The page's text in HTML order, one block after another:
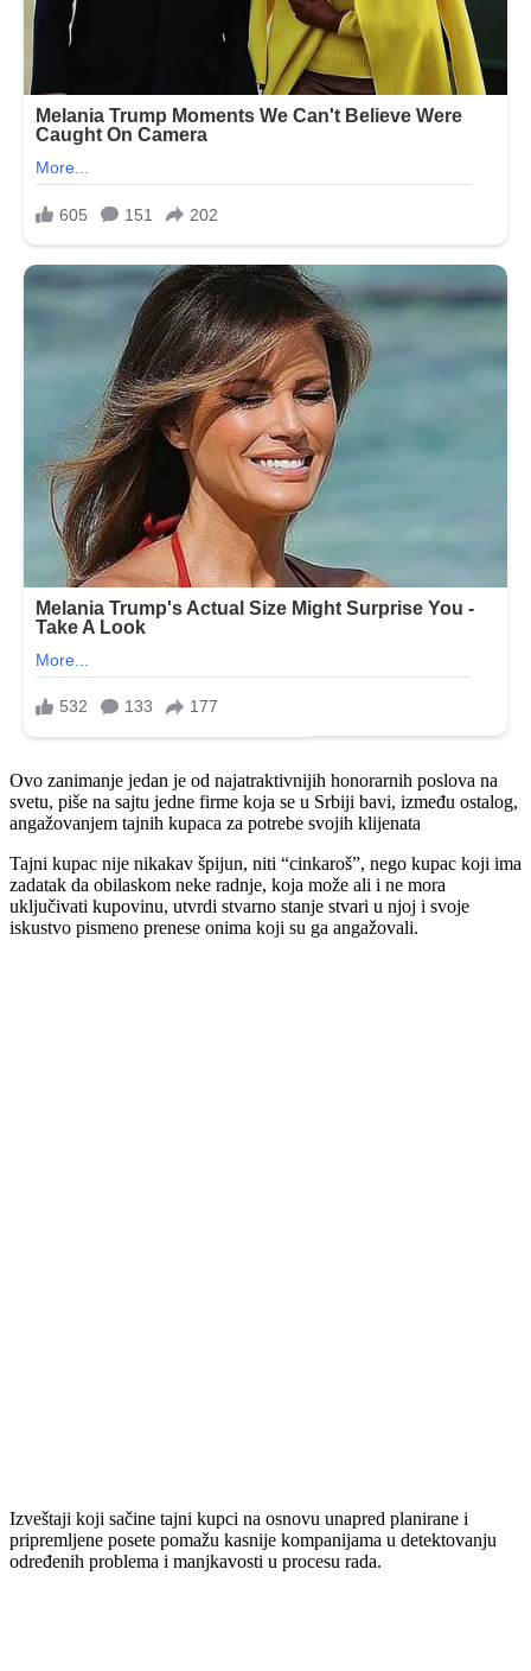
Ovo zanimanje jedan je od najatraktivnijih honorarnih poslova na
svetu, piše na sajtu jedne firme koja se u Srbiji bavi, između ostalog,
angažovanjem tajnih kupaca za potrebe svojih klijenata
Tajni kupac nije nikakav špijun, niti “cinkaroš”, nego kupac koji ima
zadatak da obilaskom neke radnje, koja može ali i ne mora
uključivati kupovinu, utvrdi stvarno stanje stvari u njoj i svoje
iskustvo pismeno prenese onima koji su ga angažovali.
Izveštaji koji sačine tajni kupci na osnovu unapred planirane i
pripremljene posete pomažu kasnije kompanijama u detektovanju
određenih problema i manjkavosti u procesu rada.